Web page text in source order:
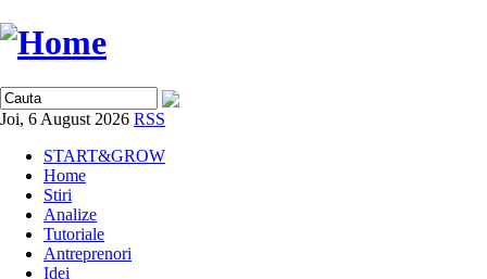
Joi, 6 August 2026 RSS
START&GROW
Home
Stiri
Analize
Tutoriale
Antreprenori
Idei